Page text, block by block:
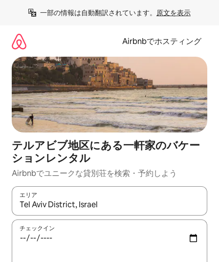
一部の情報は自動翻訳されています。 原文を表示
Airbnbでホスティング
テルアビブ地区にある一軒家のバケー
ションレンタル
Airbnbでユニークな貸別荘を検索・予約しよう
エリア
検索結果が表示されたら、上下の矢印キーを使って移動するか
チェックイン